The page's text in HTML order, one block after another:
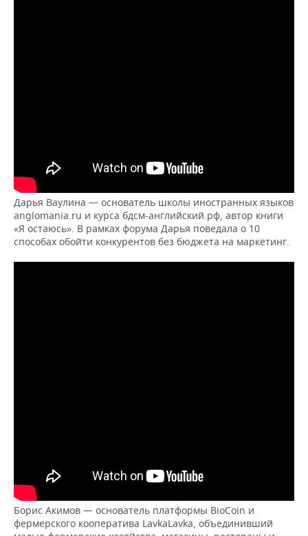
Дарья Ваулина — основатель школы иностранных языков
anglomania.ru и курса бдсм-английский.рф, автор книги
«Я остаюсь». В рамках форума Дарья поведала о 10
способах обойти конкурентов без бюджета на маркетинг.
Борис Акимов — основатель платформы BioCoin и
фермерского кооператива LavkaLavka, объединивший